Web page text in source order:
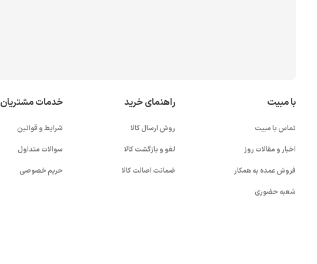
با مبیت
تماس با مبیت
اخبار و مقالات روز
فروش عمده به همکار
شعبه حضوری
راهنمای خرید
روش ارسال کالا
لغو و بازگشت کالا
ضمانت اصالت کالا
خدمات مشتریان
شرایط و قوانین
سوالات متداول
حریم خصوصی